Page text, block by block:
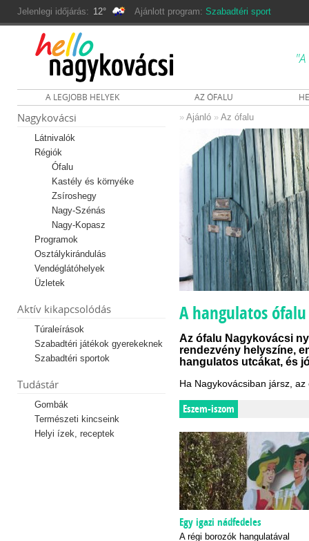
Jelenlegi időjárás: 12° Ajánlott program: Szabadtéri sport
A LEGJOBB HELYEK AZ ÓFALU
Nagykovácsi
Látnivalók
Régiók
Ófalu
Kastély és környéke
Zsíroshegy
Nagy-Szénás
Nagy-Kopasz
Programok
Osztálykirándulás
Vendéglátóhelyek
Üzletek
Aktív kikapcsolódás
Túraleírások
Szabadtéri játékok gyerekeknek
Szabadtéri sportok
Tudástár
Gombák
Természeti kincseink
Helyi ízek, receptek
» Ajánló » Az ófalu
A hangulatos ófalu
Az ófalu Nagykovácsi
rendezvény helyszíne,
hangulatos utcákat, és
Ha Nagykovácsiban jársz,
Eszem-iszom
Egy igazi nádfedeles
A régi borozók hangulatával